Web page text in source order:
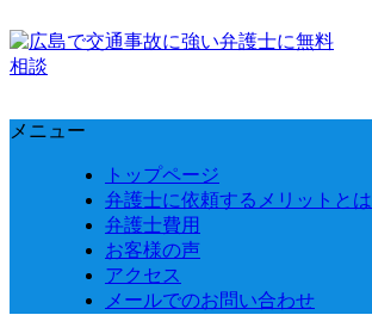
メニュー
トップページ
弁護士に依頼するメリットとは
弁護士費用
お客様の声
アクセス
メールでのお問い合わせ